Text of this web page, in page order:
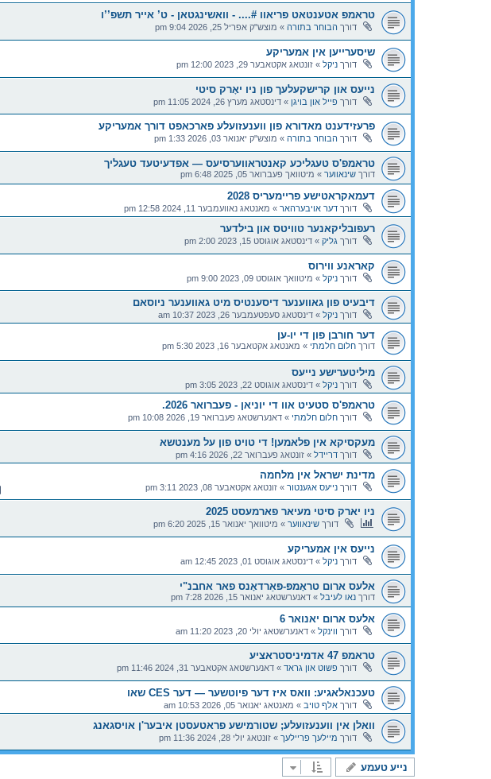
טראמפ אטענטאט פריאוו #.... - וואשינגטאן - ט’ אייר תשפ’’ו
דורך הבוחר בתורה » מוצש"ק אפריל 25, 2026 9:04 pm
שיסערייען אין אמעריקע
דורך ניקל » זונטאג אקטאבער 29, 2023 12:00 pm
נייעס און קרישקעלעך פון ניו יאָרק סיטי
דורך פייל און בויגן » דינסטאג מערץ 26, 2024 11:05 pm
פרעזידענט מאדורא פון ווענעזועלע פארכאפט דורך אמעריקע
דורך הבוחר בתורה » מוצש"ק יאנואר 03, 2026 1:33 pm
טראמפ'ס טעגליכע קאנטראווערסיעס — אפדעיטעד טעגליך
דורך שינאווער » מיטוואך פעברואר 05, 2025 6:48 pm
דעמאקראטישע פריימעריס 2028
דורך דער אויבערהאר » מאנטאג נאוועמבער 11, 2024 12:58 pm
רעפובליקאנער טוויטס און בילדער
דורך גליק » דינסטאג אוגוסט 15, 2023 2:00 pm
קאראנע ווירוס
דורך ניקל » מיטוואך אוגוסט 09, 2023 9:00 pm
דיבעיט פון גאווענער דיסענטיס מיט גאווענער ניוסאם
דורך ניקל » דינסטאג סעפטעמבער 26, 2023 10:37 am
דער חורבן פון די יו-ען
דורך חלום חלמתי » מאנטאג אקטאבער 16, 2023 5:30 pm
מיליטערישע נייעס
דורך ניקל » דינסטאג אוגוסט 22, 2023 3:05 pm
טראמפ'ס סטעיט אוו די יוניאן - פעברואר 2026.
דורך חלום חלמתי » דאנערשטאג פעברואר 19, 2026 10:08 pm
מעקסיקא אין פלאמען! די טויט פון על מענטשא
דורך דריידל » זונטאג פעברואר 22, 2026 4:16 pm
מדינת ישראל אין מלחמה
דורך נייעס אגענטור » זונטאג אקטאבער 08, 2023 3:11 pm
ניו יארק סיטי מעיאר פארמעסט 2025
דורך שינאווער » מיטוואך יאנואר 15, 2025 6:20 pm
נייעס אין אמעריקע
דורך ניקל » דינסטאג אוגוסט 01, 2023 12:45 am
אלעס ארום טראָמפּ-פּאַרדאָנס פאר אחבנ"י
דורך נאו לעיבל » דאנערשטאג יאנואר 15, 2026 7:28 pm
אלעס ארום יאנואר 6
דורך ווינקל » דאנערשטאג יולי 20, 2023 11:20 am
טראמפ 47 אדמיניסטראציע
דורך פשוט און גראד » דאנערשטאג אקטאבער 31, 2024 11:46 pm
טעכנאלאגיע: וואס איז דער פיוטשער — דער CES שאו
דורך אלף טויב » מאנטאג יאנואר 05, 2026 10:53 am
וואלן אין ווענעזועלע; שטורמישע פראטעסטן איבער'ן אויסגאנג
דורך מיילעך פריילעך » זונטאג יולי 28, 2024 11:36 pm
נייע טעמע